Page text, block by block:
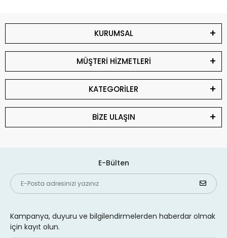
KURUMSAL
MÜŞTERİ HİZMETLERİ
KATEGORİLER
BİZE ULAŞIN
E-Bülten
Kampanya, duyuru ve bilgilendirmelerden haberdar olmak
için kayıt olun.